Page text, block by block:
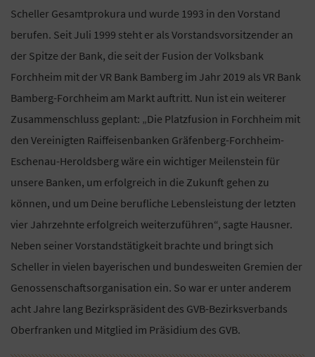
Scheller Gesamtprokura und wurde 1993 in den Vorstand
berufen. Seit Juli 1999 steht er als Vorstandsvorsitzender an
der Spitze der Bank, die seit der Fusion der Volksbank
Forchheim mit der VR Bank Bamberg im Jahr 2019 als VR Bank
Bamberg-Forchheim am Markt auftritt. Nun ist ein weiterer
Zusammenschluss geplant: „Die Platzfusion in Forchheim mit
den Vereinigten Raiffeisenbanken Gräfenberg-Forchheim-
Eschenau-Heroldsberg wäre ein wichtiger Meilenstein für
unsere Banken, um erfolgreich in die Zukunft gehen zu
können, und um Deine berufliche Lebensleistung der letzten
vier Jahrzehnte erfolgreich weiterzuführen“, sagte Hausner.
Neben seiner Vorstandstätigkeit brachte und bringt sich
Scheller in vielen bayerischen und bundesweiten Gremien der
Genossenschaftsorganisation ein. So war er unter anderem
acht Jahre lang Bezirkspräsident des GVB-Bezirksverbands
Oberfranken und Mitglied im Präsidium des GVB.